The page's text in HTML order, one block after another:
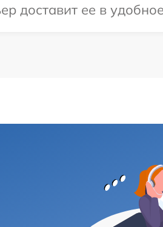
доставит ее в